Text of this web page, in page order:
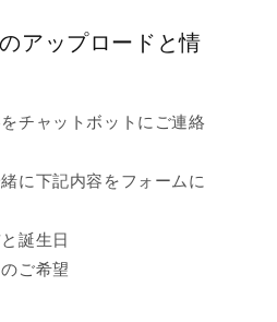
アップロードと情
チャットボットにご連絡
に下記内容をフォームに
誕生日
ご希望